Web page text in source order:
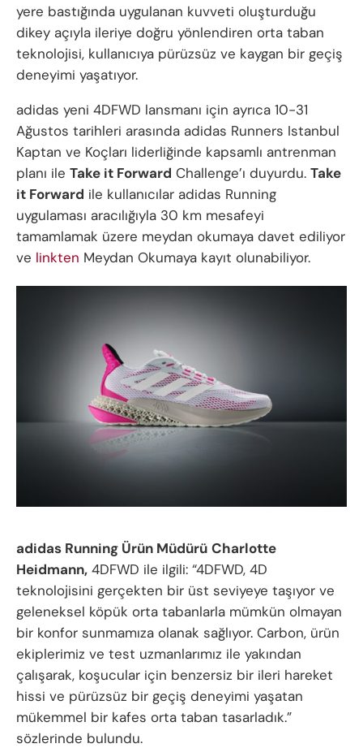
yere bastığında uygulanan kuvveti oluşturduğu
dikey açıyla ileriye doğru yönlendiren orta taban
teknolojisi, kullanıcıya pürüzsüz ve kaygan bir geçiş
deneyimi yaşatıyor.
adidas yeni 4DFWD lansmanı için ayrıca 10-31
Ağustos tarihleri arasında adidas Runners Istanbul
Kaptan ve Koçları liderliğinde kapsamlı antrenman
planı ile Take it Forward Challenge’ı duyurdu. Take
it Forward ile kullanıcılar adidas Running
uygulaması aracılığıyla 30 km mesafeyi
tamamlamak üzere meydan okumaya davet ediliyor
ve linkten Meydan Okumaya kayıt olunabiliyor.
adidas Running Ürün Müdürü Charlotte
Heidmann, 4DFWD ile ilgili: “4DFWD, 4D
teknolojisini gerçekten bir üst seviyeye taşıyor ve
geleneksel köpük orta tabanlarla mümkün olmayan
bir konfor sunmamıza olanak sağlıyor. Carbon, ürün
ekiplerimiz ve test uzmanlarımız ile yakından
çalışarak, koşucular için benzersiz bir ileri hareket
hissi ve pürüzsüz bir geçiş deneyimi yaşatan
mükemmel bir kafes orta taban tasarladık.”
sözlerinde bulundu.